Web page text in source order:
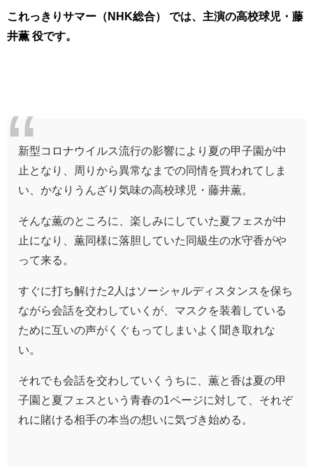
これっきりサマー（NHK総合） では、主演の高校球児・藤
井薫 役です。
新型コロナウイルス流行の影響により夏の甲子園が中
止となり、周りから異常なまでの同情を買われてしま
い、かなりうんざり気味の高校球児・藤井薫。
そんな薫のところに、楽しみにしていた夏フェスが中
止になり、薫同様に落胆していた同級生の水守香がや
って来る。
すぐに打ち解けた2人はソーシャルディスタンスを保ち
ながら会話を交わしていくが、マスクを装着している
ために互いの声がくぐもってしまいよく聞き取れな
い。
それでも会話を交わしていくうちに、薫と香は夏の甲
子園と夏フェスという青春の1ページに対して、それぞ
れに賭ける相手の本当の想いに気づき始める。